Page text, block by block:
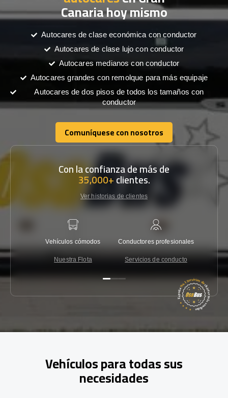
Canaria hoy mismo
Autocares de clase económica con conductor
Autocares de clase lujo con conductor
Autocares medianos con conductor
Autocares grandes con remolque para más equipaje
Autocares de dos pisos de todos los tamaños con
conductor
Comuníquese con nosotros
Comuníquese con nosotros
Con la confianza de más de
35,000+clientes.
Ver historias de clientes
Vehículos cómodos
Nuestra Flota
Conductores profesionales
Servicios de conducto
Vehículos para todas sus
necesidades